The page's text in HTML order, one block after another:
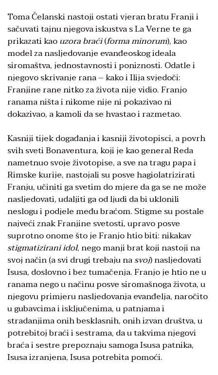
Toma Čelanski nastoji ostati vjeran bratu Franji i
sačuvati tajnu njegova iskustva s La Verne te ga
prikazati kaouzora braći(forma minorum), kao
model za nasljedovanje evanđeoskog ideala
siromaštva, jednostavnosti i poniznosti. Odatle i
njegovo skrivanje rana – kako i Ilija svjedoči:
Franjine rane nitko za života nije vidio. Franjo
ranama ništa i nikome nije ni pokazivao ni
dokazivao, a kamoli da se hvastao i razmetao.
Kasniji tijek događanja i kasniji životopisci, a povrh
svih sveti Bonaventura, koji je kao general Reda
nametnuo svoje životopise, a sve na tragu papa i
Rimske kurije, nastojali su posve hagiolatrizirati
Franju, učiniti ga svetim do mjere da ga se ne može
nasljedovati, udaljiti ga od ljudi da bi uklonili
neslogu i podjele među braćom. Stigme su postale
najveći znak Franjine svetosti, upravo posve
suprotno onome što je Franjo htio biti: nikakav
stigmatizirani idol, nego manji brat koji nastoji na
svoj način (a svi drugi trebaju nasvoj) nasljedovati
Isusa, doslovno i bez tumačenja. Franjo je htio ne u
ranama nego u načinu posve siromašnoga života, u
njegovu primjeru nasljedovanja evanđelja, naročito
u gubavcima i isključenima, u patnjama i
stradanjima onih besklasnih, onih izvan društva, u
potrebitoj braći i sestrama, da u takvima njegovi
braća i sestre prepoznaju samoga Isusa patnika,
Isusa izranjena, Isusa potrebita pomoći.